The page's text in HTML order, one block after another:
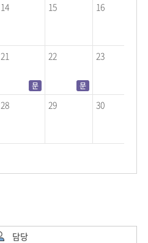
14 15 16
21
문
22
문
23
28 29 30
담당